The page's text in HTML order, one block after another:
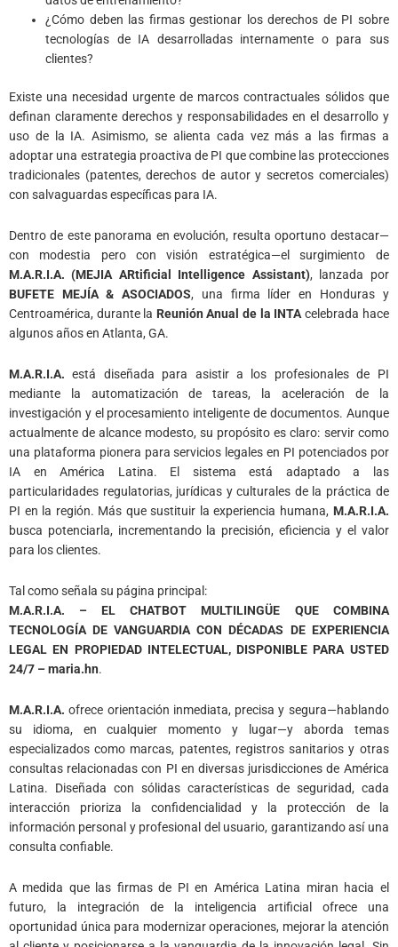
¿Cómo deben las firmas gestionar los derechos de PI sobre
tecnologías de IA desarrolladas internamente o para sus
clientes?
Existe una necesidad urgente de marcos contractuales sólidos que
definan claramente derechos y responsabilidades en el desarrollo y
uso de la IA. Asimismo, se alienta cada vez más a las firmas a
adoptar una estrategia proactiva de PI que combine las protecciones
tradicionales (patentes, derechos de autor y secretos comerciales)
con salvaguardas específicas para IA.
Dentro de este panorama en evolución, resulta oportuno destacar—
con modestia pero con visión estratégica—el surgimiento de
M.A.R.I.A. (MEJIA ARtificial Intelligence Assistant), lanzada por
BUFETE MEJÍA & ASOCIADOS, una firma líder en Honduras y
Centroamérica, durante la Reunión Anual de la INTA celebrada hace
algunos años en Atlanta, GA.
M.A.R.I.A. está diseñada para asistir a los profesionales de PI
mediante la automatización de tareas, la aceleración de la
investigación y el procesamiento inteligente de documentos. Aunque
actualmente de alcance modesto, su propósito es claro: servir como
una plataforma pionera para servicios legales en PI potenciados por
IA en América Latina. El sistema está adaptado a las
particularidades regulatorias, jurídicas y culturales de la práctica de
PI en la región. Más que sustituir la experiencia humana, M.A.R.I.A.
busca potenciarla, incrementando la precisión, eficiencia y el valor
para los clientes.
Tal como señala su página principal:
M.A.R.I.A. – EL CHATBOT MULTILINGÜE QUE COMBINA
TECNOLOGÍA DE VANGUARDIA CON DÉCADAS DE EXPERIENCIA
LEGAL EN PROPIEDAD INTELECTUAL, DISPONIBLE PARA USTED
24/7 – maria.hn.
M.A.R.I.A. ofrece orientación inmediata, precisa y segura—hablando
su idioma, en cualquier momento y lugar—y aborda temas
especializados como marcas, patentes, registros sanitarios y otras
consultas relacionadas con PI en diversas jurisdicciones de América
Latina. Diseñada con sólidas características de seguridad, cada
interacción prioriza la confidencialidad y la protección de la
información personal y profesional del usuario, garantizando así una
consulta confiable.
A medida que las firmas de PI en América Latina miran hacia el
futuro, la integración de la inteligencia artificial ofrece una
oportunidad única para modernizar operaciones, mejorar la atención